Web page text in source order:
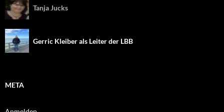
Tanja Jucks
Gerric Kleiber als Leiter der LBB
META